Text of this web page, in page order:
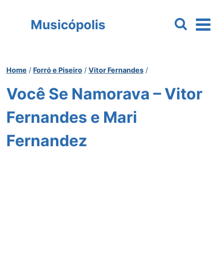
Musicópolis
Home / Forró e Piseiro / Vitor Fernandes /
Você Se Namorava – Vitor
Fernandes e Mari
Fernandez